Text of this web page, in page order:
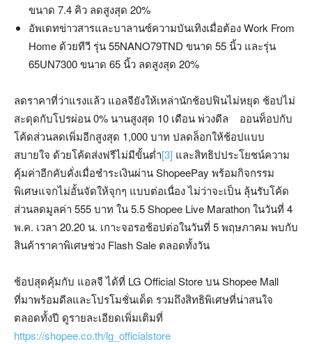
ขนาด 7.4 คิว ลดสูงสุด 20%
อัพเดทข่าวสารและบาลานซ์ความบันเทิงเมื่อต้อง Work From
Home ด้วยทีวี รุ่น 55NANO79TND ขนาด 55 นิ้ว และรุ่น
65UN7300 ขนาด 65 นิ้ว ลดสูงสุด 20%
ลดราคาที่ว่าแรงแล้ว แอลจียังให้เหล่านักช้อปฟินไม่หยุด ช้อปไม่
สะดุดกับโปรผ่อน 0% นานสูงสุด 10 เดือน พ่วงดีล ออนท็อปกับ
โค้ดส่วนลดเพิ่มอีกสูงสุด 1,000 บาท ปลดล็อกให้ช้อปแบบ
สบายใจ ด้วยโค้ดส่งฟรีไม่มีขั้นต่ำ[3] และสิทธิปประโยชน์ความ
คุ้มค่าอีกคับคั่งเมื่อชำระเงินผ่าน ShopeePay พร้อมกิจกรรม
พิเศษแจกไม่อั้นจัดให้จุกๆ แบบต่อเนื่อง ไม่ว่าจะเป็น ลุ้นรับโค้ด
ส่วนลดมูลค่า 555 บาท ใน 5.5 Shopee Live Marathon ในวันที่ 4
พ.ค. เวลา 20.20 น. เกาะจอรอช้อปต่อในวันที่ 5 พฤษภาคม พบกับ
สินค้าราคาพิเศษช่วง Flash Sale ตลอดทั้งวัน
ช้อปสุดคุ้มกับ แอลจี ได้ที่ LG Official Store บน Shopee Mall
ที่มาพร้อมดีลและโปรโมชั่นเด็ด รวมถึงสิทธิพิเศษที่น่าสนใจ
ตลอดทั้งปี ดูรายละเอียดเพิ่มเติมที่
https://shopee.co.th/lg_officialstore